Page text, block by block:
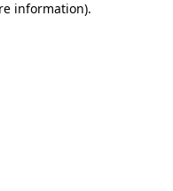
information).